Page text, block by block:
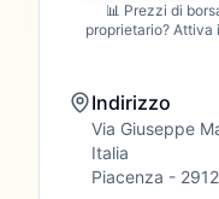
📊 Prezzi di
proprietario? Attiva
Indirizzo
Via Giuseppe
Italia
Piacenza -